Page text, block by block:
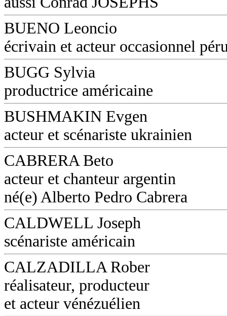
BUENO Leoncio
écrivain et acteur occasionnel
BUGG Sylvia
productrice américaine
BUSHMAKIN Evgen
acteur et scénariste ukrainien
CABRERA Beto
acteur et chanteur argentin
né(e) Alberto Pedro Cabrera
CALDWELL Joseph
scénariste américain
CALZADILLA Rober
réalisateur, producteur
et acteur vénézuélien